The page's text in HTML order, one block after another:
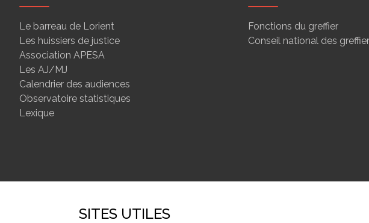
Le barreau de Lorient
Les huissiers de justice
Association APESA
Les AJ/MJ
Calendrier des audiences
Observatoire statistiques
Lexique
Fonctions du greffier
Conseil national des
SITES UTILES